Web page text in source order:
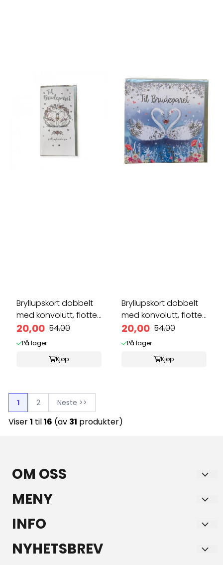
Bryllupskort dobbelt
med konvolutt, flotte
...
20,00 54,00
På lager
Kjøp
Bryllupskort dobbelt
med konvolutt, flotte
...
20,00 54,00
På lager
Kjøp
1 2 Neste >>
Viser1 til16 (av 31 produkter)
OM OSS
GULE AS
2260 KIRKENÆR
Org. nr. 997316673
MENY
Frakt
Salgsbetingelser
INFO
Frakt
NYHETSBREV